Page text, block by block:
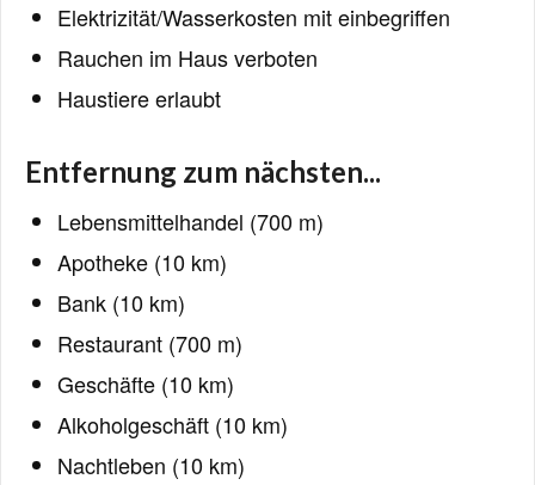
Elektrizität/Wasserkosten mit einbegriffen
Rauchen im Haus verboten
Haustiere erlaubt
Entfernung zum nächsten...
Lebensmittelhandel (700 m)
Apotheke (10 km)
Bank (10 km)
Restaurant (700 m)
Geschäfte (10 km)
Alkoholgeschäft (10 km)
Nachtleben (10 km)